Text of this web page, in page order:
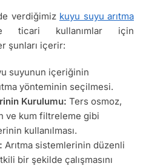
verdiğimiz kuyu suyu arıtma
ticari kullanımlar için
şunları içerir:
suyunun içeriğinin
yönteminin seçilmesi.
Kurulumu: Ters osmoz,
ve kum filtreleme gibi
kullanılması.
Arıtma sistemlerinin düzenli
bir şekilde çalışmasını